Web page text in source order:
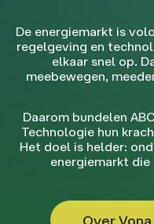
De energiemarkt is
regelgeving en
elkaar snel op.
meebewegen,
Daarom bundelen
Technologie hun
Het doel is helder:
energiemarkt
Over Vona